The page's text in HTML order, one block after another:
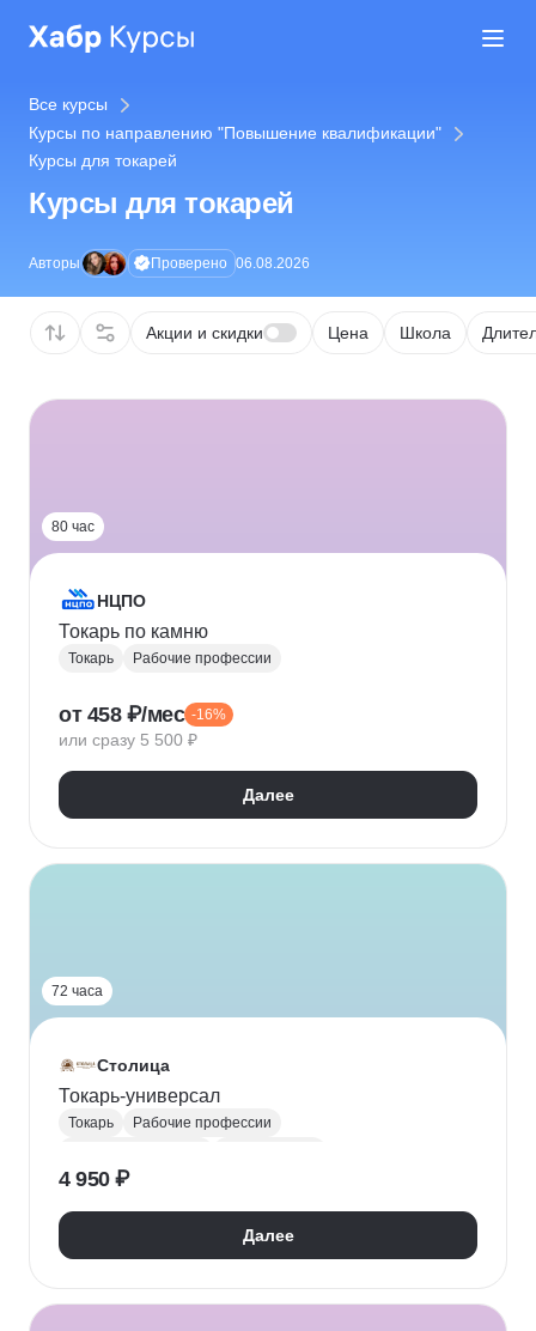
Все курсы
Курсы по направлению "Повышение квалификации"
Курсы для токарей
Курсы для токарей
Авторы Проверено 06.08.2026
Акции и скидки Цена Школа
80 час
НЦПО
Токарь по камню
Токарь Рабочие профессии
от 458 ₽/мес -16%
или сразу 5 500 ₽
Далее
72 часа
Столица
Токарь-универсал
Токарь
Рабочие профессии
Техника безопасности
4 950 ₽
Далее